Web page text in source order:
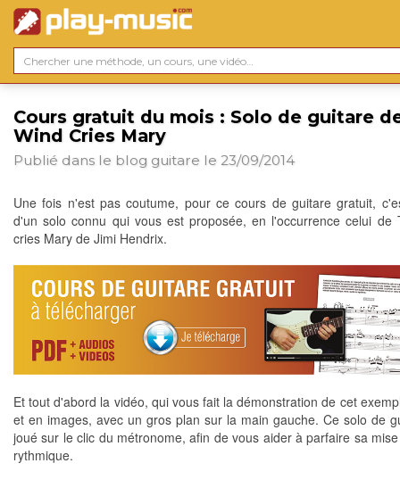
Cours gratuit du mois : Solo de guitare
Wind Cries Mary
Publié dans le blog guitare le 23/09/2014
Une fois n'est pas coutume, pour ce cours de guitare gratuit,
d'un solo connu qui vous est proposée, en l'occurrence celui de
cries Mary de Jimi Hendrix.
Et tout d'abord la vidéo, qui vous fait la démonstration de cet
et en images, avec un gros plan sur la main gauche. Ce solo de
joué sur le clic du métronome, afin de vous aider à parfaire sa
rythmique.